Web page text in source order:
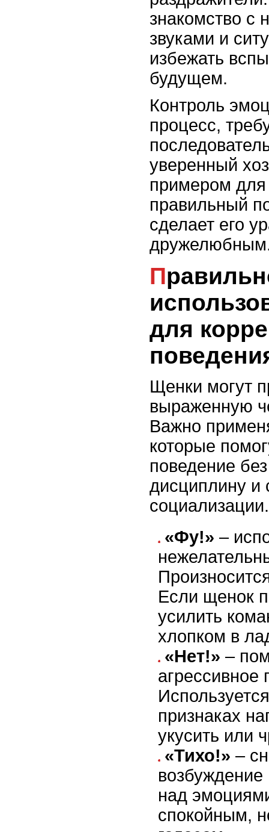
знакомство с
звуками и
избежать
будущем.
Контроль
процесс,
уверенный
примером
правильный
сделает его
Правильное
для
Щенки могут
выраженную
Важно
которые
поведение
дисциплину и
социализации.
«Фу!» –
Если щенок
усилить
хлопком в
«Нет!» –
агрессивное
признаках
укусить или
«Тихо!» –
возбуждение
над
спокойным,